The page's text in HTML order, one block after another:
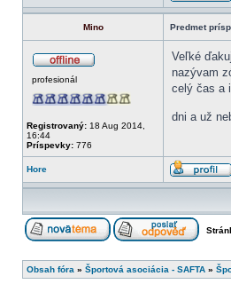
Mino Predmet
profesionál
Registrovaný: 18 Aug 2014,
16:44
Príspevky: 776
Veľké
nazývam
celý čas a
dni a už
Hore
Obsah fóra » Športová asociácia - SAFTA »